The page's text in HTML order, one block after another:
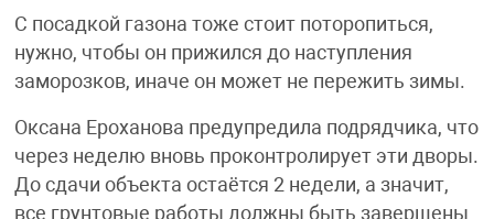
С посадкой газона тоже стоит поторопиться,
нужно, чтобы он прижился до наступления
заморозков, иначе он может не пережить зимы.
Оксана Ероханова предупредила подрядчика, что
через неделю вновь проконтролирует эти дворы.
До сдачи объекта остаётся 2 недели, а значит,
все грунтовые работы должны быть завершены